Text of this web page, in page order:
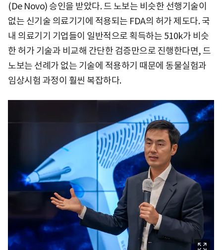
(De Novo) 승인을 받았다. 드 노보는 비슷한 선행기술이
없는 신기술 의료기기에 적용되는 FDA의 허가 제도다. 국
내 의료기기 기업들이 일반적으로 획득하는 510k가 비슷
한 허가 기술과 비교해 간단한 검증만으로 진행한다면, 드
노보는 선례가 없는 기술에 적용하기 때문에 동물실험과
임상시험 과정이 훨씬 복잡하다.